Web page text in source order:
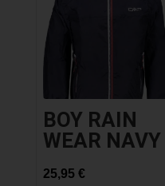
BOY RAIN
WEAR NAVY
25,95 €